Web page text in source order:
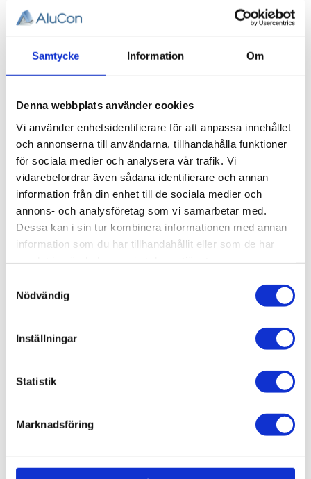
Samtycke Information Om
Denna webbplats använder cookies
Vi använder enhetsidentifierare för att anpassa innehållet
och annonserna till användarna, tillhandahålla funktioner
för sociala medier och analysera vår trafik. Vi
vidarebefordrar även sådana identifierare och annan
information från din enhet till de sociala medier och
annons- och analysföretag som vi samarbetar med.
Dessa kan i sin tur kombinera informationen med annan
information som du har tillhandahållit eller som de har
Nödvändig
Inställningar
Statistik
Marknadsföring
Profil 64 x
64. Tung.
T-spår 11
Aluminiumprofil 64
x 64. Tung. T-spår 11.
Längd 1 mm.
Skruv
2 908,68
INFO
M8, T-spår
11
T-Spår 11.
14,60
KÖP
MF6S-TT
Skruv M8,
M6S 8×18